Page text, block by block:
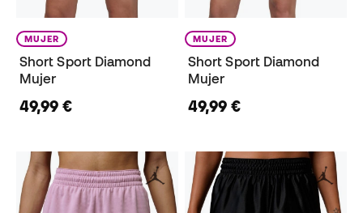
MUJER
Short Sport Diamond
Mujer
49,99 €
MUJER
Short Sport Diamond
Mujer
49,99 €